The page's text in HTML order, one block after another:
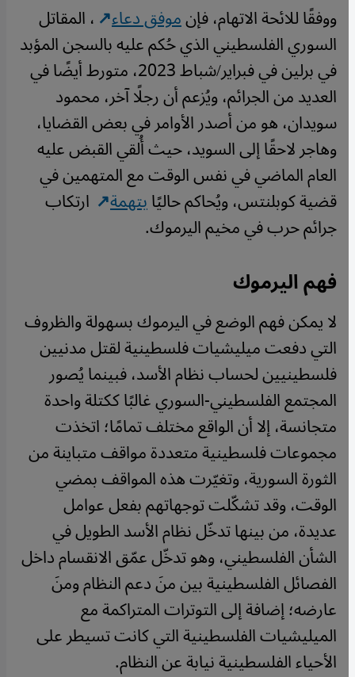
ووفقًا للائحة الاتهام، فإنموفق دعاء ، المقاتل
السوري الفلسطيني الذي حُكم عليه بالسجن المؤبد
في برلين في فبراير/شباط 2023، متورط أيضًا في
العديد من الجرائم، ويُزعم أن رجلًا آخر، محمود
سويدان، هو من أصدر الأوامر في بعض القضايا،
وهاجر لاحقًا إلى السويد، حيث أُلقي القبض عليه
العام الماضي في نفس الوقت مع المتهمين في
قضية كوبلنتس، ويُحاكم حاليًابتهمة ارتكاب
جرائم حرب في مخيم اليرموك.
فهم اليرموك
لا يمكن فهم الوضع في اليرموك بسهولة والظروف
التي دفعت ميليشيات فلسطينية لقتل مدنيين
فلسطينيين لحساب نظام الأسد، فبينما يُصور
المجتمع الفلسطيني-السوري غالبًا ككتلة واحدة
متجانسة، إلا أن الواقع مختلف تمامًا؛ اتخذت
مجموعات فلسطينية متعددة مواقف متباينة من
الثورة السورية، وتغيّرت هذه المواقف بمضي
الوقت، وقد تشكّلت توجهاتهم بفعل عوامل
عديدة، من بينها تدخّل نظام الأسد الطويل في
الشأن الفلسطيني، وهو تدخّل عمّق الانقسام داخل
الفصائل الفلسطينية بين منَ دعم النظام ومنَ
عارضه؛ إضافة إلى التوترات المتراكمة مع
الميليشيات الفلسطينية التي كانت تسيطر على
الأحياء الفلسطينية نيابة عن النظام.